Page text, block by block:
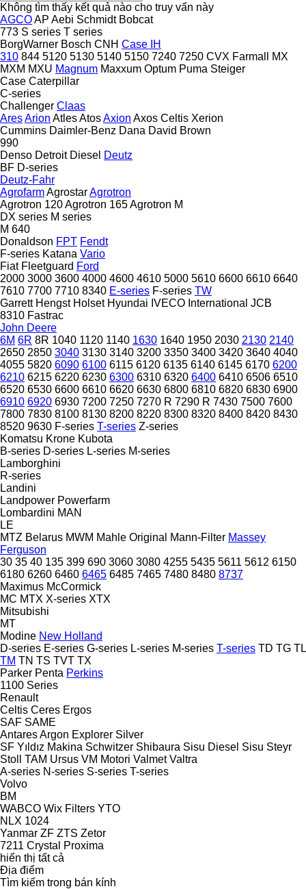
Không tìm thấy kết quả nào cho truy vấn này
AGCOAP Aebi Schmidt Bobcat
773 S series T series
BorgWarner Bosch CNH Case IH
310 844 5120 5130 5140 5150 7240 7250 CVX Farmall
MX
MXM MXU Magnum Maxxum Optum Puma Steiger
Case Caterpillar
C-series
Challenger Claas
AresArion AtlesAtosAxion Axos Celtis Xerion
Cummins Daimler-Benz Dana David Brown
990
Denso Detroit Diesel Deutz
BF D-series
Deutz-Fahr
AgrofarmAgrostarAgrotron
Agrotron 120Agrotron 165Agrotron M
DX series M series
M 640
Donaldson FPT Fendt
F-series Katana Vario
Fiat Fleetguard Ford
2000 3000 3600 4000 4600 4610 5000 5610 6600 6610 6640
7610 7700 7710 8340 E-series F-series TW
Garrett Hengst Holset Hyundai IVECO International JCB
8310 Fastrac
John Deere
6M 6R 8R 1040 1120 1140 1630 1640 1950 2030 2130 2140
2650 2850 3040 3130 3140 3200 3350 3400 3420 3640 4040
4055 5820 6090 6100 6115 6120 6135 6140 6145 6170 6200
6210 6215 6220 6230 6300 6310 6320 6400 6410 6506 6510
6520 6530 6600 6610 6620 6630 6800 6810 6820 6830 6900
6910 6920 6930 7200 7250 7270 R 7290 R 7430 7500 7600
7800 7830 8100 8130 8200 8220 8300 8320 8400 8420 8430
8520 9630 F-series T-series Z-series
Komatsu Krone Kubota
B-series D-series L-series M-series
Lamborghini
R-series
Landini
Landpower Powerfarm
Lombardini MAN
LE
MTZ Belarus MWM Mahle Original Mann-Filter Massey
Ferguson
30 35 40 135 399 690 3060 3080 4255 5435 5611 5612 6150
6180 6260 6460 6465 6485 7465 7480 8480 8737
Maximus McCormick
MC MTX X-series XTX
Mitsubishi
MT
Modine New Holland
D-series E-series G-series L-series M-series T-series TD TG TL
TM TN TS TVT TX
Parker Penta Perkins
1100 Series
Renault
Celtis Ceres Ergos
SAF SAME
AntaresArgon Explorer Silver
SF Yıldız Makina Schwitzer Shibaura Sisu Diesel Sisu Steyr
Stoll
TAM Ursus VM Motori Valmet Valtra
A-series N-series S-series T-series
Volvo
BM
WABCO Wix Filters YTO
NLX 1024
Yanmar ZF ZTS Zetor
7211 Crystal
Proxima
hiển thị tất cả
Địa điểm
Tìm kiếm trong bán kính